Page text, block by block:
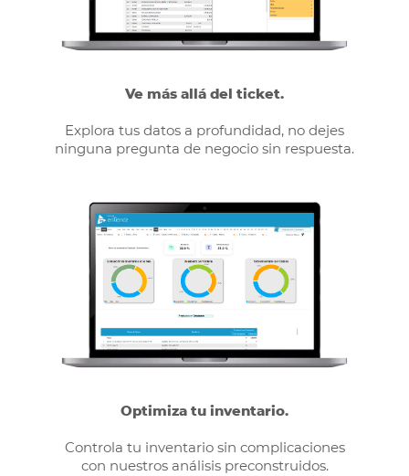
Ve más allá del ticket.
Explora tus datos a profundidad, no dejes
ninguna pregunta de negocio sin respuesta.
Optimiza tu inventario.
Controla tu inventario sin complicaciones
con nuestros análisis preconstruidos.